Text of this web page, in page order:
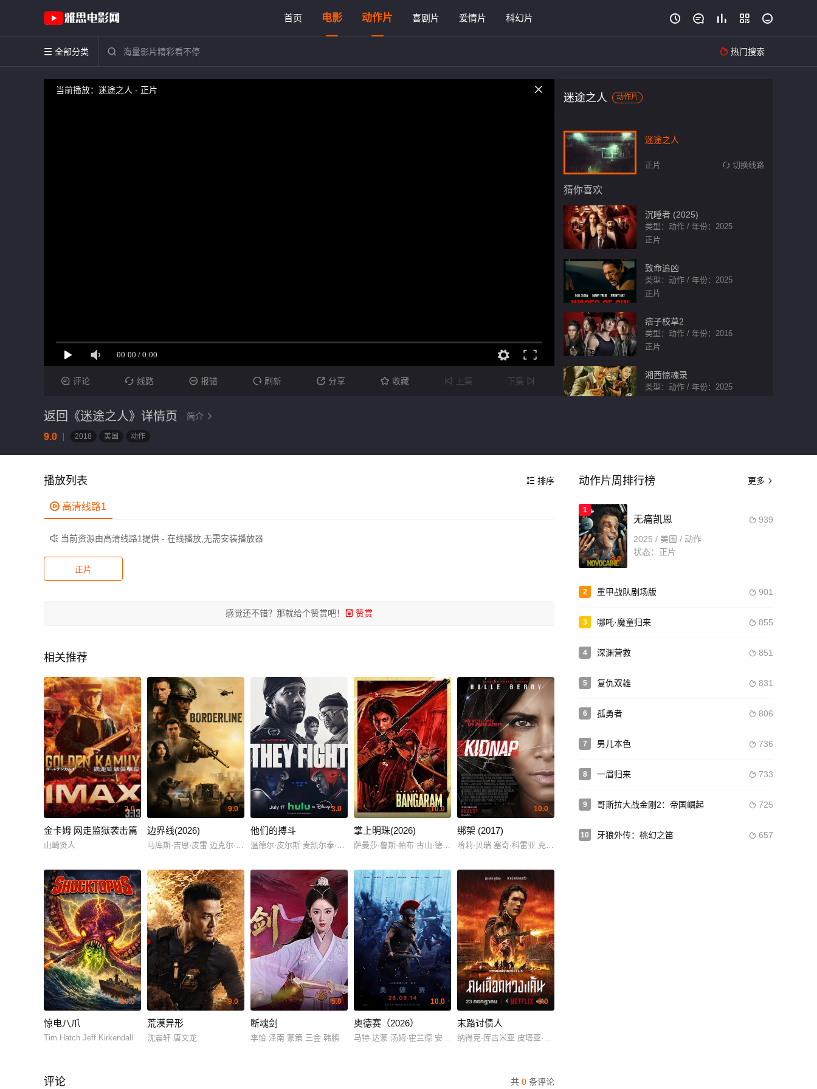
首页 电影 动作片 喜剧片 爱情片 科幻片     
 全部分类   热门搜索

当前播放：迷途之人 - 正片
 评论  线路  报错  刷新  分享  收藏  上集 下集 
迷途之人 动作片
迷途之人
 切换线路
正片
猜你喜欢
沉睡者 (2025)
类型：动作 / 年份：2025
正片
致命追凶
类型：动作 / 年份：2025
正片
痞子校草2
类型：动作 / 年份：2016
正片
湘西惊魂录
类型：动作 / 年份：2025
正片
公寓（2026）
返回《迷途之人》详情页 简介 
9.0 2018 美国 动作
 排序
播放列表
 高清线路1
 当前资源由高清线路1提供 - 在线播放,无需安装播放器
正片
感觉还不错？那就给个赞赏吧！  赞赏
相关推荐
2.0
金卡姆 网走监狱袭击篇
山崎贤人
9.0
边界线(2026)
马库斯·吉恩·皮雷 迈克尔·约翰·斯坦利
3.0
他们的搏斗
温德尔·皮尔斯 麦凯尔泰·威廉逊
10.0
掌上明珠(2026)
萨曼莎·鲁斯·帕布 古山·德瓦亚
10.0
绑架 (2017)
哈莉·贝瑞 塞奇·科雷亚 克里斯·麦金
10.0
惊电八爪
Tim Hatch Jeff Kirkendall
9.0
荒漠异形
沈震轩 唐文龙
5.0
断魂剑
李恰 泽南 蒙策 三金 韩鹏
10.0
奥德赛（2026）
马特·达蒙 汤姆·霍兰德 安妮·海瑟薇
8.0
末路讨债人
纳得克·库吉米亚 皮塔亚·萨丘安 Chaiwat Thongsaeng
共 0 条评论
评论
更多 
动作片周排行榜
1
8.0
 939
无痛凯恩
2025 / 美国 / 动作
状态：正片
2  901
重甲战队剧场版
3  855
哪吒·魔童归来
4  851
深渊营救
5  831
复仇双雄
6  806
孤勇者
7  736
男儿本色
8  733
一眉归来
9  725
哥斯拉大战金刚2：帝国崛起
10  657
牙狼外传：桃幻之笛